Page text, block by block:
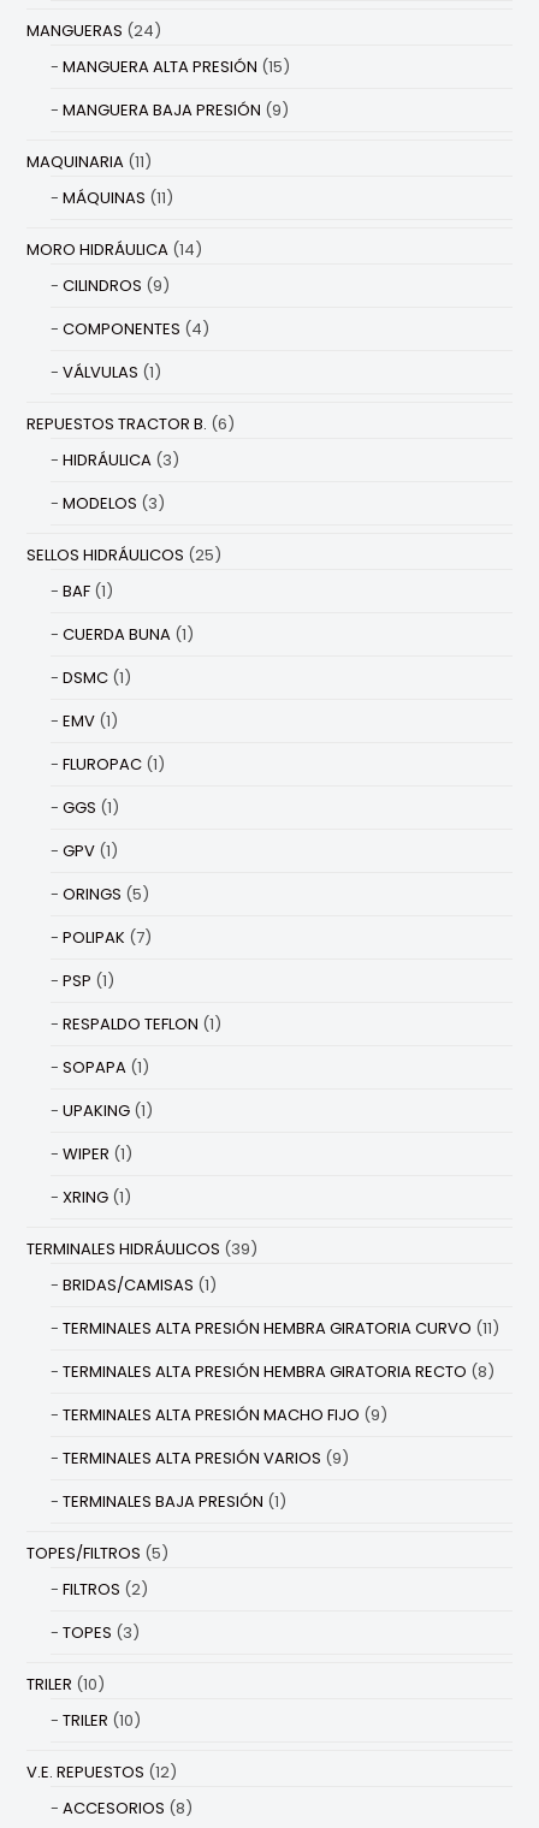
MANGUERAS (24)
MANGUERA ALTA PRESIÓN (15)
MANGUERA BAJA PRESIÓN (9)
MAQUINARIA (11)
MÁQUINAS (11)
MORO HIDRÁULICA (14)
CILINDROS (9)
COMPONENTES (4)
VÁLVULAS (1)
REPUESTOS TRACTOR B. (6)
HIDRÁULICA (3)
MODELOS (3)
SELLOS HIDRÁULICOS (25)
BAF (1)
CUERDA BUNA (1)
DSMC (1)
EMV (1)
FLUROPAC (1)
GGS (1)
GPV (1)
ORINGS (5)
POLIPAK (7)
PSP (1)
RESPALDO TEFLON (1)
SOPAPA (1)
UPAKING (1)
WIPER (1)
XRING (1)
TERMINALES HIDRÁULICOS (39)
BRIDAS/CAMISAS (1)
TERMINALES ALTA PRESIÓN HEMBRA GIRATORIA CURVO (11)
TERMINALES ALTA PRESIÓN HEMBRA GIRATORIA RECTO (8)
TERMINALES ALTA PRESIÓN MACHO FIJO (9)
TERMINALES ALTA PRESIÓN VARIOS (9)
TERMINALES BAJA PRESIÓN (1)
TOPES/FILTROS (5)
FILTROS (2)
TOPES (3)
TRILER (10)
TRILER (10)
V.E. REPUESTOS (12)
ACCESORIOS (8)